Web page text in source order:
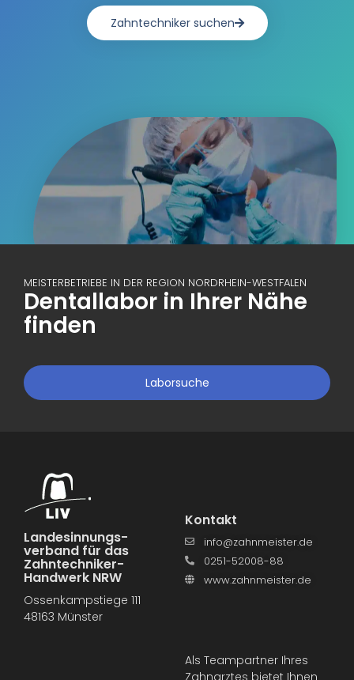
Zahntechniker suchen
MEISTERBETRIEBE IN DER REGION NORDRHEIN-WESTFALEN
Dentallabor in Ihrer Nähe
finden
Laborsuche
Landesinnungs­
verband für das
Zahntechniker-
Handwerk NRW
Ossenkampstiege 111
48163 Münster
Kontakt
info@zahnmeister.de
0251-52008-88
www.zahnmeister.de
Als Teampartner Ihres